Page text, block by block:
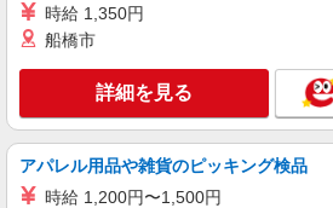
キープ
株式会社トラストグロース 北海道支社
病院での調理補助
【派遣時給】1,200
る） 交通費別途支給
時給 1,350円
船橋市
詳細を見る
アパレル用品や雑貨のピッキング検品
時給 1,200円〜1,500円